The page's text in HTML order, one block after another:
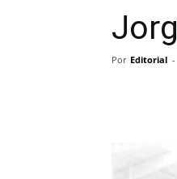
Por Editorial -